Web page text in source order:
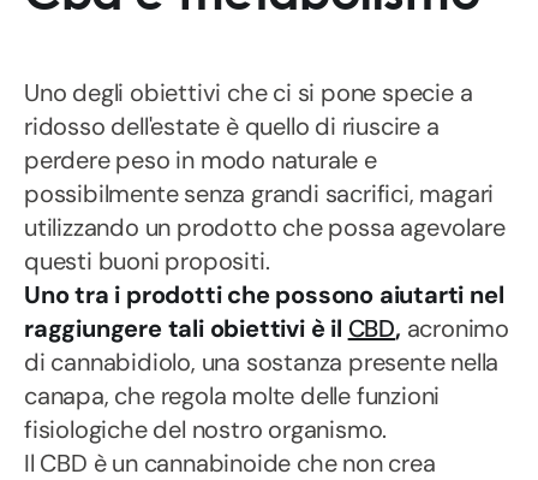
Uno degli obiettivi che ci si pone specie a
ridosso dell'estate è quello di riuscire a
perdere peso in modo naturale e
possibilmente senza grandi sacrifici, magari
utilizzando un prodotto che possa agevolare
questi buoni propositi.
Uno tra i prodotti che possono aiutarti nel
raggiungere tali obiettivi è il CBD, acronimo
di cannabidiolo, una sostanza presente nella
canapa, che regola molte delle funzioni
fisiologiche del nostro organismo.
Il CBD è un cannabinoide che non crea